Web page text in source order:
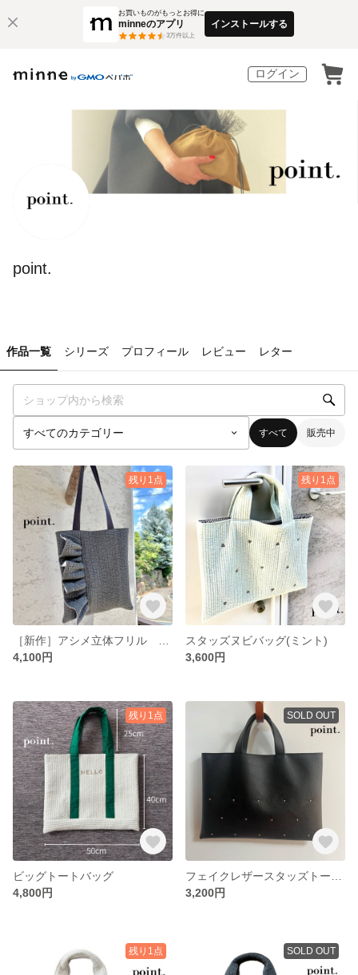
お買いものがもっとお得に
minneのアプリ
3万件以上
インストールする
ログイン
point.
作品一覧 シリーズ プロフィール レビュー レター
すべて 販売中
残り1点
4,100円
残り1点
スタッズヌビバッグ(ミント)
3,600円
残り1点
ビッグトートバッグ
4,800円
SOLD OUT
3,200円
残り1点 SOLD OUT